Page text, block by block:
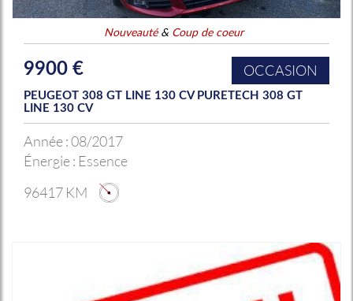
Nouveauté& Coup de coeur
9900 € OCCASION
PEUGEOT 308 GT LINE 130 CV PURETECH 308 GT
LINE 130 CV
Année :08/2017
Énergie : Essence
96417 KM